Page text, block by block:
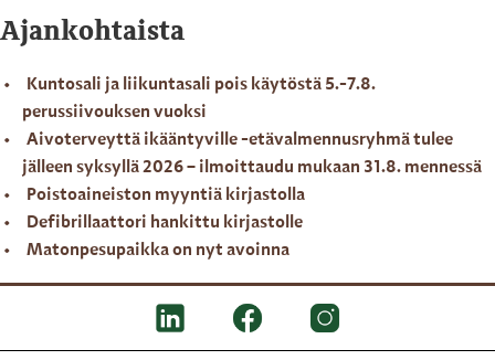
Ajankohtaista
Kuntosali ja liikuntasali pois käytöstä 5.-7.8.
perussiivouksen vuoksi
Aivoterveyttä ikääntyville -etävalmennusryhmä tulee
jälleen syksyllä 2026 – ilmoittaudu mukaan 31.8. mennessä
Poistoaineiston myyntiä kirjastolla
Defibrillaattori hankittu kirjastolle
Matonpesupaikka on nyt avoinna